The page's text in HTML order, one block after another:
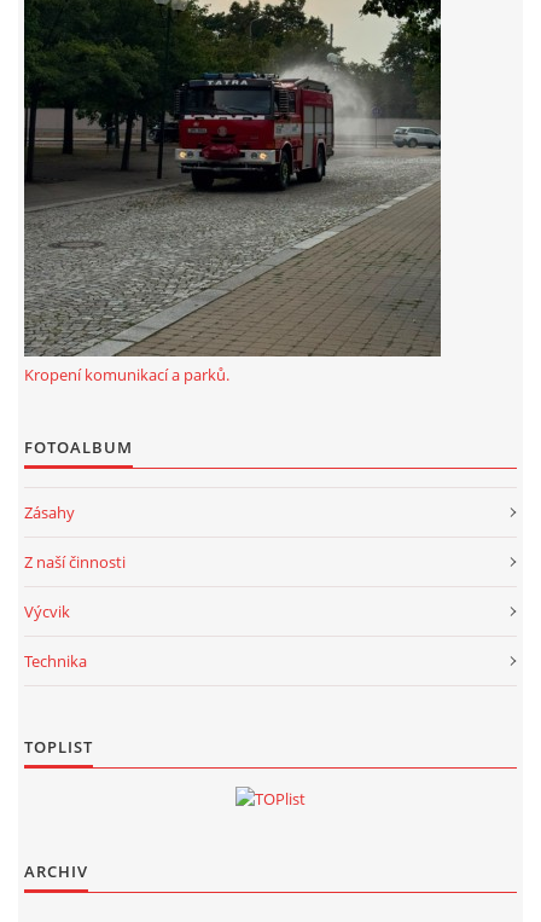
Kropení komunikací a parků.
FOTOALBUM
Zásahy
Z naší činnosti
Výcvik
Technika
TOPLIST
ARCHIV